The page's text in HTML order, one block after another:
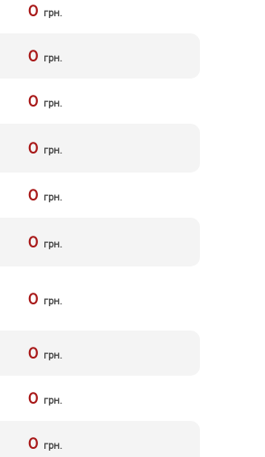
0 грн.
0 грн.
0 грн.
0 грн.
0 грн.
0 грн.
0 грн.
0 грн.
0 грн.
0 грн.